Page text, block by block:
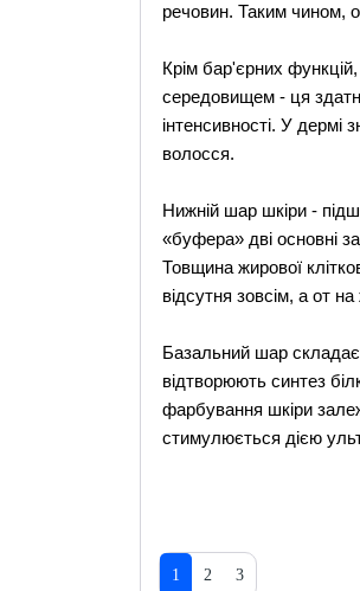
речовин. Таким чином,
Крім бар'єрних функцій,
середовищем - ця
інтенсивності. У дермі
волосся.
Нижній шар шкіри -
«буфера» дві основні
Товщина жирової
відсутня зовсім, а от
Базальний шар
відтворюють синтез
фарбування шкіри
стимулюється дією
1 2 3